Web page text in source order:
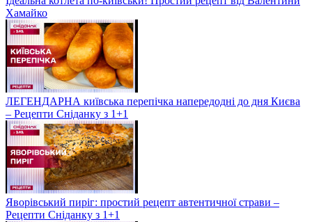
Хамайко
ЛЕГЕНДАРНА київська перепічка напередодні до дня Києва
– Рецепти Сніданку з 1+1
Яворівський пиріг: простий рецепт автентичної страви –
Рецепти Сніданку з 1+1